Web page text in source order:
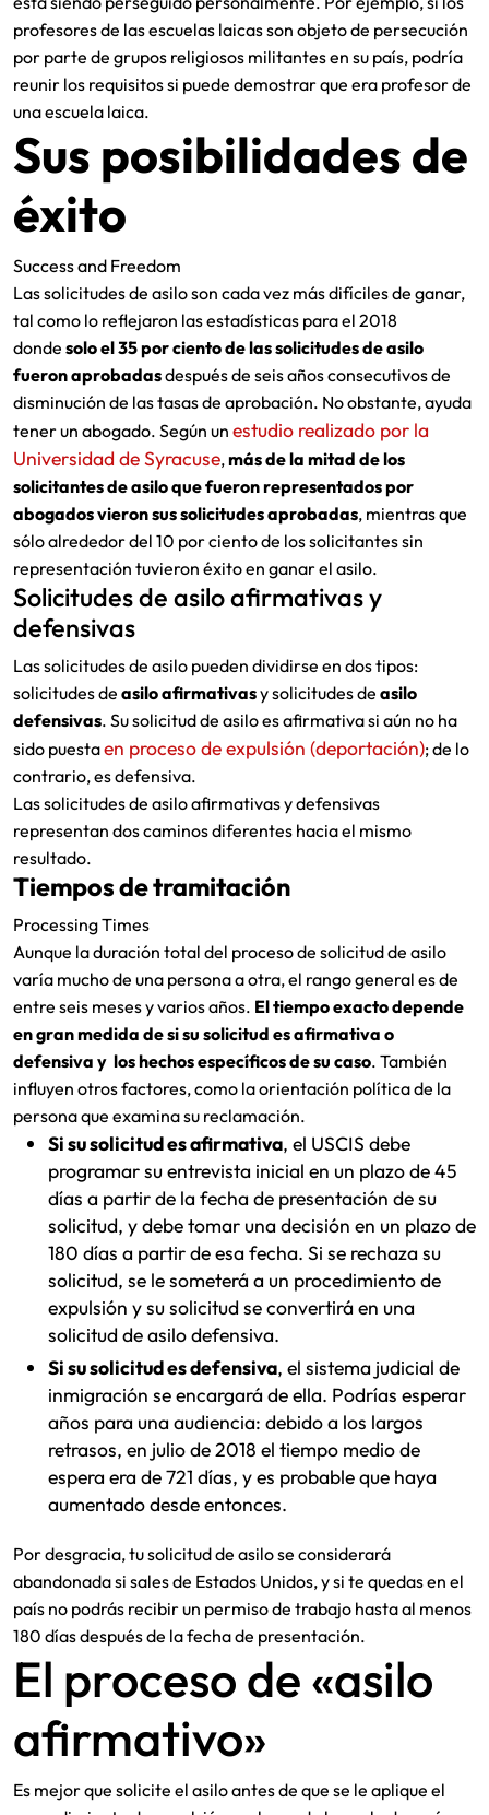
profesores de las escuelas laicas son objeto de persecución
por parte de grupos religiosos militantes en su país, podría
reunir los requisitos si puede demostrar que era profesor de
una escuela laica.
Sus posibilidades de
éxito
Success and Freedom
Las solicitudes de asilo son cada vez más difíciles de ganar,
tal como lo reflejaron las estadísticas para el 2018
donde solo el 35 por ciento de las solicitudes de asilo
fueron aprobadasdespués de seis años consecutivos de
disminución de las tasas de aprobación. No obstante, ayuda
tener un abogado. Según un estudio realizado por la
Universidad de Syracuse,más de la mitad de los
solicitantes de asilo que fueron representados por
abogados vieron sus solicitudes aprobadas, mientras que
sólo alrededor del 10 por ciento de los solicitantes sin
representación tuvieron éxito en ganar el asilo.
Solicitudes de asilo afirmativas y
defensivas
Las solicitudes de asilo pueden dividirse en dos tipos:
solicitudes de asilo afirmativasy solicitudes de asilo
defensivas. Su solicitud de asilo es afirmativa si aún no ha
sido puestaen proceso de expulsión (deportación); de lo
contrario, es defensiva.
Las solicitudes de asilo afirmativas y defensivas
representan dos caminos diferentes hacia el mismo
resultado.
Tiempos de tramitación
Processing Times
Aunque la duración total del proceso de solicitud de asilo
varía mucho de una persona a otra, el rango general es de
entre seis meses y varios años. El tiempo exacto depende
en gran medida de si su solicitud es afirmativa o
defensiva y los hechos específicos de su caso. También
influyen otros factores, como la orientación política de la
persona que examina su reclamación.
Si su solicitud es afirmativa, el USCIS debe
programar su entrevista inicial en un plazo de 45
días a partir de la fecha de presentación de su
solicitud, y debe tomar una decisión en un plazo de
180 días a partir de esa fecha. Si se rechaza su
solicitud, se le someterá a un procedimiento de
expulsión y su solicitud se convertirá en una
solicitud de asilo defensiva.
Si su solicitud es defensiva, el sistema judicial de
inmigración se encargará de ella. Podrías esperar
años para una audiencia: debido a los largos
retrasos, en julio de 2018 el tiempo medio de
espera era de 721 días, y es probable que haya
aumentado desde entonces.
Por desgracia, tu solicitud de asilo se considerará
abandonada si sales de Estados Unidos, y si te quedas en el
país no podrás recibir un permiso de trabajo hasta al menos
180 días después de la fecha de presentación.
El proceso de «asilo
afirmativo»
Es mejor que solicite el asilo antes de que se le aplique el